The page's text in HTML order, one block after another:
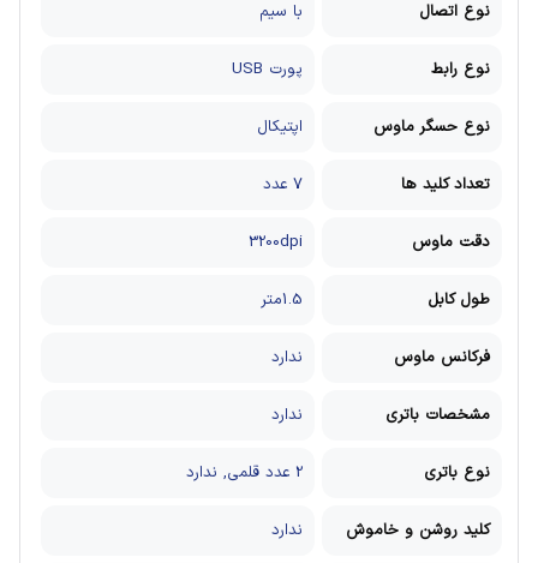
نوع اتصال با سیم
نوع رابط پورت USB
نوع حسگر ماوس اپتیکال
تعداد کلید ها 7 عدد
دقت ماوس 3200dpi
طول کابل 1.5متر
فرکانس ماوس ندارد
مشخصات باتری ندارد
نوع باتری 2 عدد قلمی, ندارد
کلید روشن و خاموش ندارد